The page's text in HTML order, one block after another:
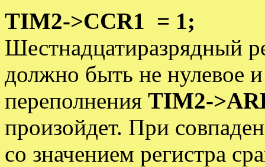
TIM2->CCR1 = 1;
Шестнадцатиразрядный
должно быть не нулевое
переполнения TIM2-
произойдет. При
со значением регистра